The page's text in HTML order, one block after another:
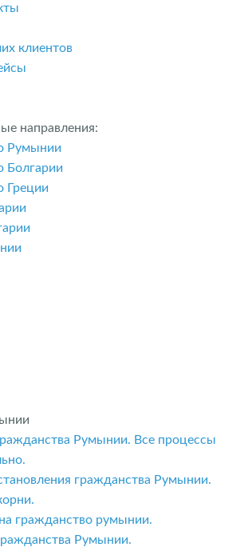
клиентов
направления:
Румынии
Болгарии
Греции
Румынии. Все процессы
гражданства Румынии.
гражданство румынии.
Румынии.